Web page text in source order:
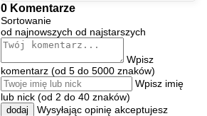
0 Komentarze
Sortowanie
od najnowszych od najstarszych
Wpisz
komentarz (od 5 do 5000 znaków)
Wpisz imię
lub nick (od 2 do 40 znaków)
dodaj
Wysyłając opinię akceptujesz